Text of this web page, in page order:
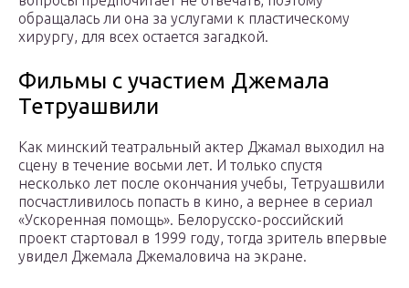
обращалась ли она за услугами к пластическому
хирургу, для всех остается загадкой.
Фильмы с участием Джемала
Тетруашвили
Как минский театральный актер Джамал выходил на
сцену в течение восьми лет. И только спустя
несколько лет после окончания учебы, Тетруашвили
посчастливилось попасть в кино, а вернее в сериал
«Ускоренная помощь». Белорусско-российский
проект стартовал в 1999 году, тогда зритель впервые
увидел Джемала Джемаловича на экране.